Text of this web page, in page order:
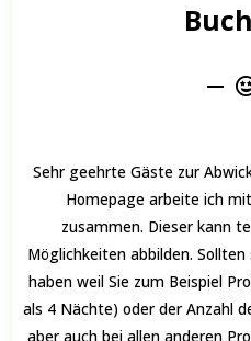
Sehr geehrte Gäste zur
Homepage arbeite ich
zusammen. Dieser kann
Möglichkeiten abbilden.
haben weil Sie zum Beispiel
als 4 Nächte) oder der Anzahl
aber auch bei allen anderen